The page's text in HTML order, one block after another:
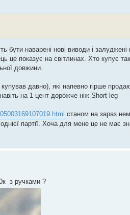
наварені нові виводи і
показує на світлинах. Хто купує
довжини.
давно), які напевно гірше
на 1 цент дорожче ніж Short leg
станом на зараз
партії. Хоча для мене це не має
з ручками ?